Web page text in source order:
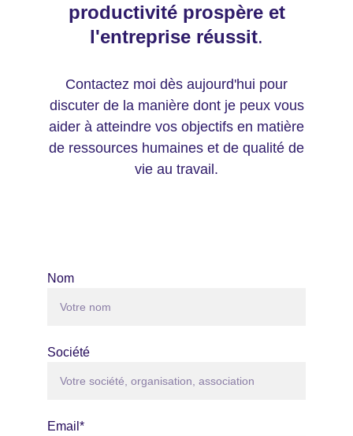
productivité prospère et
l'entreprise réussit.
Contactez moi dès aujourd'hui pour
discuter de la manière dont je peux vous
aider à atteindre vos objectifs en matière
de ressources humaines et de qualité de
vie au travail.
Nom
Société
Email*